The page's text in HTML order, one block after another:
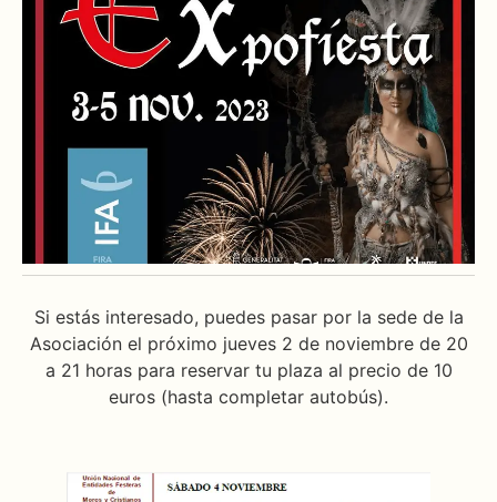
Si estás interesado, puedes pasar por la sede de la
Asociación el próximo jueves 2 de noviembre de 20
a 21 horas para reservar tu plaza al precio de 10
euros (hasta completar autobús).